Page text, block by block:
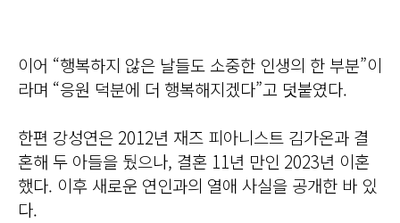
이어 “행복하지 않은 날들도 소중한 인생의 한 부분”이
라며 “응원 덕분에 더 행복해지겠다”고 덧붙였다.
한편 강성연은 2012년 재즈 피아니스트 김가온과 결
혼해 두 아들을 뒀으나, 결혼 11년 만인 2023년 이혼
했다. 이후 새로운 연인과의 열애 사실을 공개한 바 있
다.